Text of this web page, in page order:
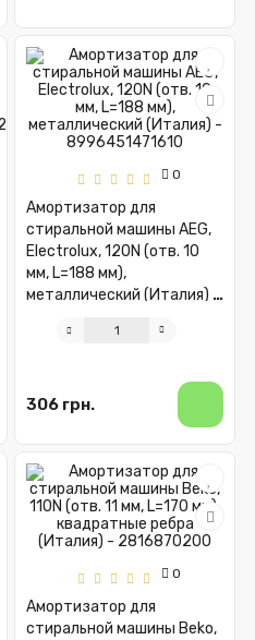
899645050630
0
Амортизатор для
стиральной машины AEG,
Electrolux, 120N (отв. 10
мм, L=188 мм),
металлический (Италия) -
306 грн.
0
Амортизатор для
стиральной машины Beko,